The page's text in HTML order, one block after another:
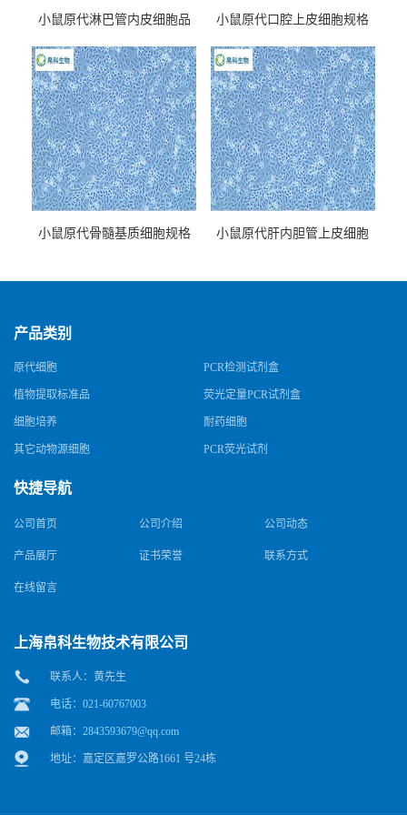
小鼠原代淋巴管内皮细胞品
小鼠原代口腔上皮细胞规格
小鼠原代骨髓基质细胞规格
小鼠原代肝内胆管上皮细胞
产品类别
原代细胞 PCR检测试剂盒
植物提取标准品 荧光定量PCR试剂盒
细胞培养 耐药细胞
其它动物源细胞 PCR荧光试剂
快捷导航
公司首页 公司介绍 公司动态
产品展厅 证书荣誉 联系方式
在线留言
上海帛科生物技术有限公司
联系人：黄先生
电话：021-60767003
邮箱： 2843593679@qq.com
地址：嘉定区嘉罗公路1661 号24栋